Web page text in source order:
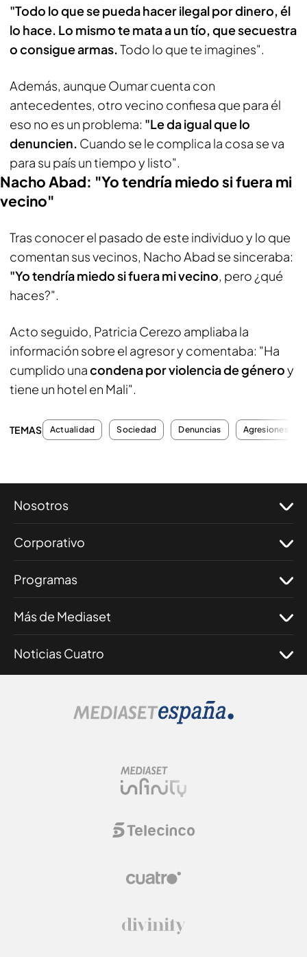
"Todo lo que se pueda hacer ilegal por dinero, él
lo hace. Lo mismo te mata a un tío, que secuestra
o consigue armas.Todo lo que te imagines".
Además, aunque Oumar cuenta con
antecedentes, otro vecino confiesa que para él
eso no es un problema: "Le da igual que lo
denuncien. Cuando se le complica la cosa se va
para su país un tiempo y listo".
Nacho Abad: "Yo tendría miedo si fuera mi
vecino"
Tras conocer el pasado de este individuo y lo que
comentan sus vecinos, Nacho Abad se sinceraba:
"Yo tendría miedo si fuera mi vecino, pero ¿qué
haces?".
Acto seguido, Patricia Cerezo ampliaba la
información sobre el agresor y comentaba: "Ha
cumplido unacondena por violencia de géneroy
tiene un hotel en Mali".
TEMAS Actualidad Sociedad Denuncias Agresiones
Nosotros
Corporativo
Programas
Más de Mediaset
Noticias Cuatro